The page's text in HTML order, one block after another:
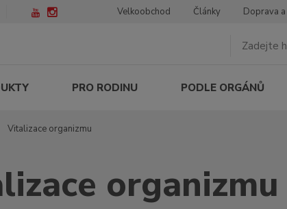
Velkoobchod Články Doprava
PRO RODINU PODLE ORGÁNŮ
Vitalizace organizmu
organizmu